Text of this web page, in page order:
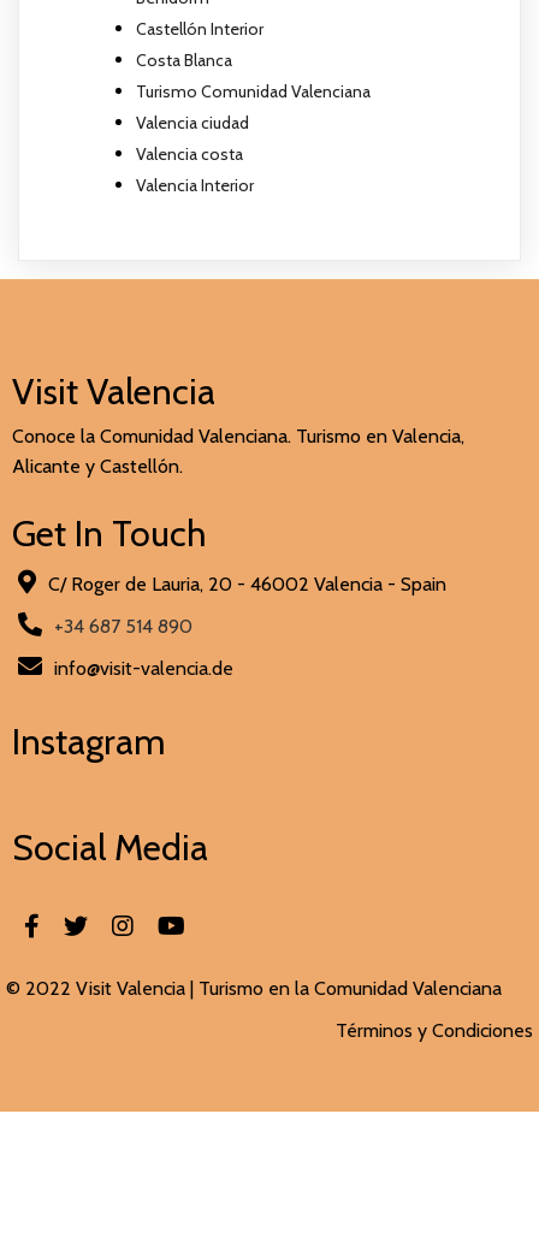
Castellón Interior
Costa Blanca
Turismo Comunidad Valenciana
Valencia ciudad
Valencia costa
Valencia Interior
Visit Valencia
Conoce la Comunidad Valenciana. Turismo en Valencia,
Alicante y Castellón.
Get In Touch
C/ Roger de Lauria, 20 - 46002 Valencia - Spain
+34 687 514 890
info@visit-valencia.de
Instagram
Social Media
© 2022 Visit Valencia | Turismo en la Comunidad Valenciana
Términos y Condiciones